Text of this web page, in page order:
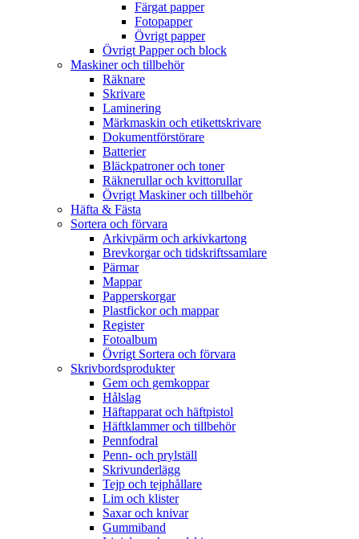
Färgat papper
Fotopapper
Övrigt papper
Övrigt Papper och block
Maskiner och tillbehör
Räknare
Skrivare
Laminering
Märkmaskin och etikettskrivare
Dokumentförstörare
Batterier
Bläckpatroner och toner
Räknerullar och kvittorullar
Övrigt Maskiner och tillbehör
Häfta & Fästa
Sortera och förvara
Arkivpärm och arkivkartong
Brevkorgar och tidskriftssamlare
Pärmar
Mappar
Papperskorgar
Plastfickor och mappar
Register
Fotoalbum
Övrigt Sortera och förvara
Skrivbordsprodukter
Gem och gemkoppar
Hålslag
Häftapparat och häftpistol
Häftklammer och tillbehör
Pennfodral
Penn- och prylställ
Skrivunderlägg
Tejp och tejphållare
Lim och klister
Saxar och knivar
Gummiband